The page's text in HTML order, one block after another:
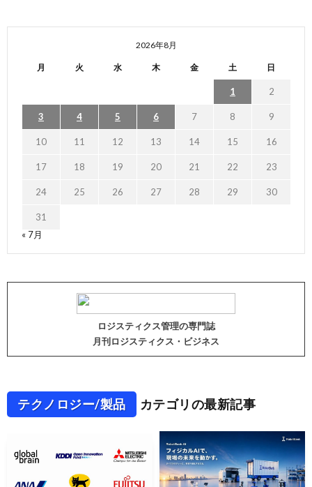
2026年8月
月 火 水 木 金 土 日
1 2
3 4 5 6 7 8 9
10 11 12 13 14 15 16
17 18 19 20 21 22 23
24 25 26 27 28 29 30
31
« 7月
ロジスティクス管理の専門誌
月刊ロジスティクス・ビジネス
テクノロジー/製品 カテゴリの最新記事